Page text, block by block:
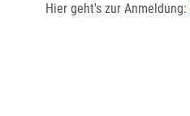
Hier geht's zur Anmeldung: